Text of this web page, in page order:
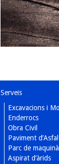
Serveis
Excavacions i
Enderrocs
Obra Civil
Paviment
Parc de
Aspirat d’àrids